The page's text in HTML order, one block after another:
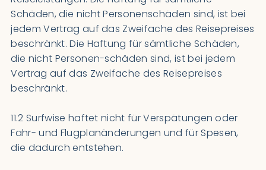
Schäden, die nicht Personenschäden sind, ist bei
jedem Vertrag auf das Zweifache des Reisepreises
beschränkt. Die Haftung für sämtliche Schäden,
die nicht Personen-schäden sind, ist bei jedem
Vertrag auf das Zweifache des Reisepreises
beschränkt.
11.2 Surfwise haftet nicht für Verspätungen oder
Fahr- und Flugplanänderungen und für Spesen,
die dadurch entstehen.